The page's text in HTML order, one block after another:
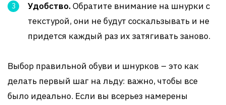
Удобство.Обратите внимание на шнурки с
текстурой, они не будут соскальзывать и не
придется каждый раз их затягивать заново.
Выбор правильной обуви и шнурков – это как
делать первый шаг на льду: важно, чтобы все
было идеально. Если вы всерьез намерены